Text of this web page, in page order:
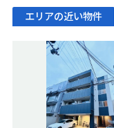
エリアの近い物件